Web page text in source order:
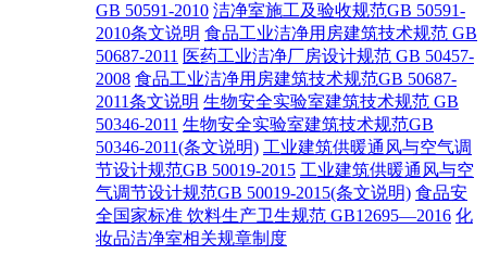
GB 50591-2010 洁净室施工及验收规范GB 50591-
2010条文说明 食品工业洁净用房建筑技术规范 GB
50687-2011 医药工业洁净厂房设计规范 GB 50457-
2008 食品工业洁净用房建筑技术规范GB 50687-
2011条文说明 生物安全实验室建筑技术规范 GB
50346-2011 生物安全实验室建筑技术规范GB
50346-2011(条文说明) 工业建筑供暖通风与空气调
节设计规范GB 50019-2015 工业建筑供暖通风与空
气调节设计规范GB 50019-2015(条文说明) 食品安
全国家标准 饮料生产卫生规范 GB12695—2016 化
妆品洁净室相关规章制度